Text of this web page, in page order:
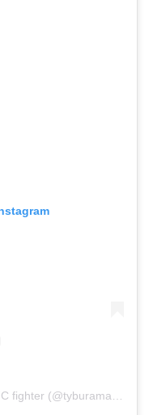
A post shared by Marcin Tybura UFC fighter (@tyburamarcin)